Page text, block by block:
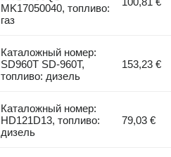
MK17050040, топливо:
газ
Каталожный номер:
SD960T SD-960T,
топливо: дизель
153,23 €
Каталожный номер:
HD121D13, топливо:
дизель
79,03 €